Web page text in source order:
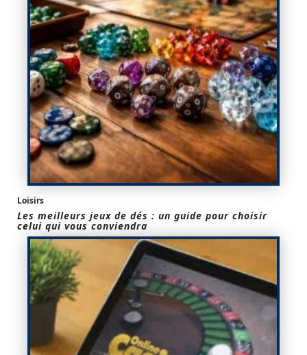
Loisirs
Les meilleurs jeux de dés : un guide pour choisir
celui qui vous conviendra